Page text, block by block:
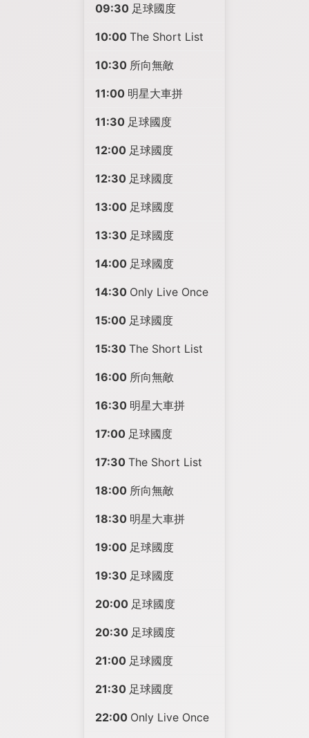
09:30 足球國度
10:00 The Short List
10:30 所向無敵
11:00 明星大車拼
11:30 足球國度
12:00 足球國度
12:30 足球國度
13:00 足球國度
13:30 足球國度
14:00 足球國度
14:30 Only Live Once
15:00 足球國度
15:30 The Short List
16:00 所向無敵
16:30 明星大車拼
17:00 足球國度
17:30 The Short List
18:00 所向無敵
18:30 明星大車拼
19:00 足球國度
19:30 足球國度
20:00 足球國度
20:30 足球國度
21:00 足球國度
21:30 足球國度
22:00 Only Live Once